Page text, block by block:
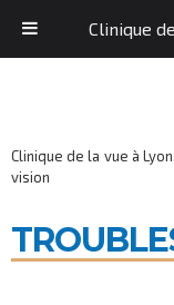
Clinique de la vue à
vision
Clinique